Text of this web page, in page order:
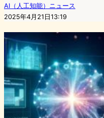
AI（人工知能）ニュース
2025年4月21日13:19